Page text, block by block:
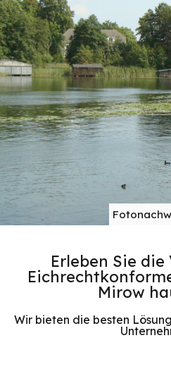
Erleben Sie
Mirow
Wir bieten die besten